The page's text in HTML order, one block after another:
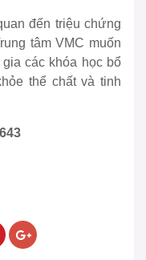
đến triệu chứng
tâm VMC muốn
các khóa học bổ
thể chất và tinh